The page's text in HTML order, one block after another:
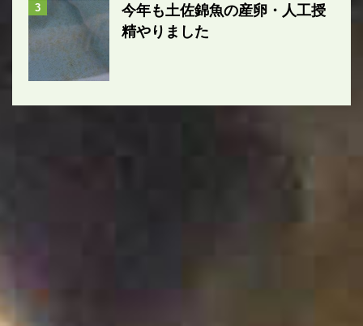
3
今年も土佐錦魚の産卵・人工授
精やりました